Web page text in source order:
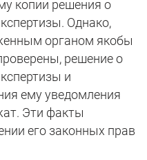
копии решения о
Однако,
органом якобы
решение о
и
ему уведомления
Эти факты
его законных прав